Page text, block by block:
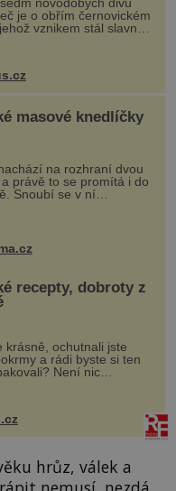
novodobých divů
je o obřím černovickém
vznikem stál slavný
Josef Hlávka. Ten si
mimořádně záležet. Jeho
by při ...
masové knedlíčky
na rozhraní dvou
právě to se promítá i do
Snoubí se v ní
chutě a díky tomu
a chuťově bohaté
rozhodně st...
recepty, dobroty z
krásně, ochutnali jste
a rádi byste si ten
Není nic
(10 porcí)
ochutnali na dovolené v
hrůz, válek a